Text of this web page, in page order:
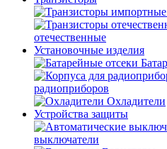
отечественные
Установочные изделия
радиоприборов
Охладители
Устройства защиты
выключатели